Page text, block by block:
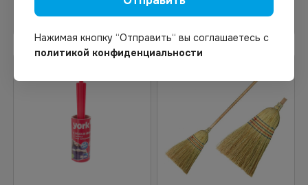
В корзину Узнать цену
Нажимая кнопку “Отправить“ вы соглашаетесь с
политикой конфиденциальности